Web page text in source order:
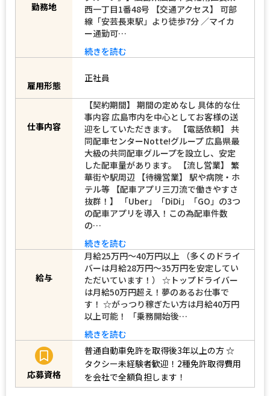
グループ｠】広島県広島市安佐南区長束
西一丁目1番48号 【交通アクセス】 可部
線「安芸長束駅」より徒歩7分 ／マイカ
ー通勤可…
続きを読む
雇用形態
【契約期間】 期間の定めなし 具体的な仕
事内容 広島市内を中心としてお客様の送
迎をしていただきます。 【電話依頼】 共
同配車センターNotte!グループ 広島県最
大級の共同配車グループを設立し、安定
した配車量があります。 【流し営業】 繁
華街や駅周辺 【待機営業】 駅や病院・ホ
テル等 【配車アプリ三刀流で働きやすさ
抜群！】 「Uber」「DiDi」「GO」の3つ
の配車アプリを導入！この為配車件数
の…
続きを読む
月給25万円〜40万円以上 （多くのドライ
バーは月給28万円～35万円を安定してい
ただいています！） ☆トップドライバー
は月給50万円超え！夢のあるお仕事で
す！ ☆がっつり稼ぎたい方は月給40万円
以上可能！ 「乗務開始後…
続きを読む
応募資格
普通自動車免許を取得後3年以上の方☆
タクシー未経験者歓迎！2種免許取得費用
を会社で全額負担します！